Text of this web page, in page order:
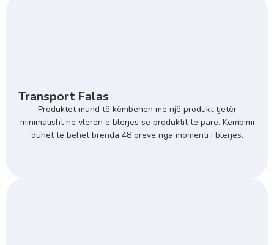
Transport Falas
Produktet mund të këmbehen me një produkt tjetër
minimalisht në vlerën e blerjes së produktit të parë. Kembimi
duhet te behet brenda 48 oreve nga momenti i blerjes.